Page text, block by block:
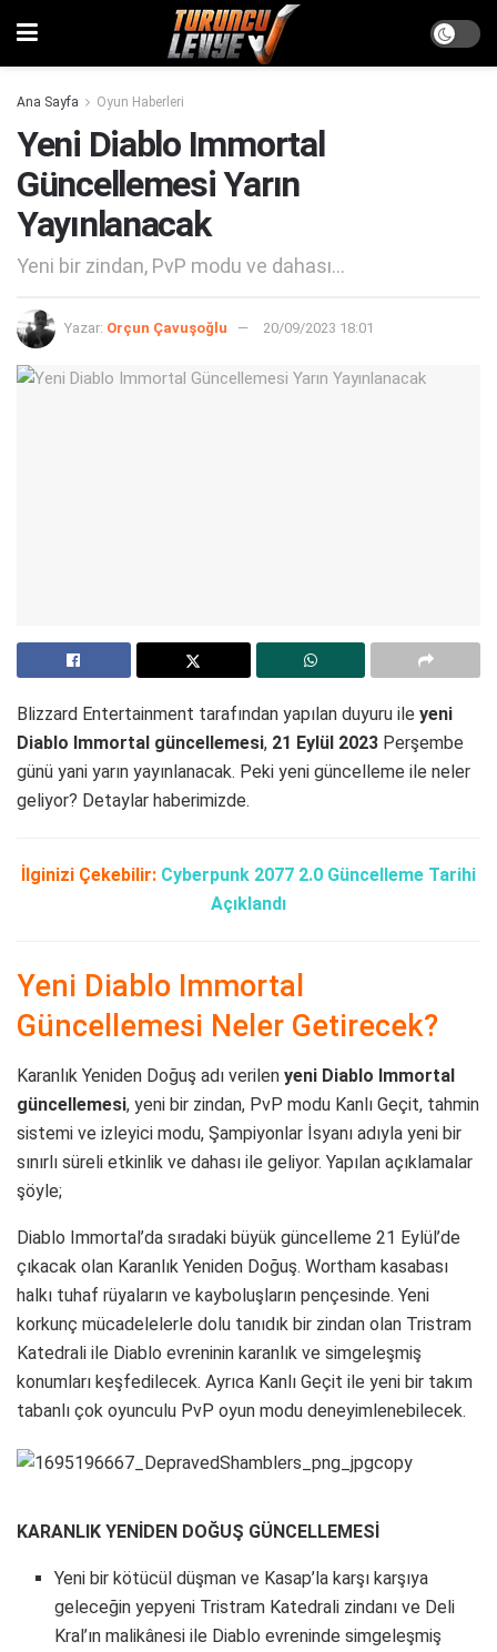
Ana Sayfa Oyun Haberleri
Yeni Diablo Immortal
Güncellemesi Yarın
Yayınlanacak
Yeni bir zindan, PvP modu ve dahası...
Yazar: Orçun Çavuşoğlu 20/09/2023 18:01
Blizzard Entertainment tarafından yapılan duyuru ile yeni
Diablo Immortal güncellemesi, 21 Eylül 2023 Perşembe
günü yani yarın yayınlanacak. Peki yeni güncelleme ile neler
geliyor? Detaylar haberimizde.
İlginizi Çekebilir: Cyberpunk 2077 2.0 Güncelleme Tarihi
Açıklandı
Yeni Diablo Immortal
Güncellemesi Neler Getirecek?
Karanlık Yeniden Doğuş adı verilen yeni Diablo Immortal
güncellemesi, yeni bir zindan, PvP modu Kanlı Geçit, tahmin
sistemi ve izleyici modu, Şampiyonlar İsyanı adıyla yeni bir
sınırlı süreli etkinlik ve dahası ile geliyor. Yapılan açıklamalar
şöyle;
Diablo Immortal’da sıradaki büyük güncelleme 21 Eylül’de
çıkacak olan Karanlık Yeniden Doğuş. Wortham kasabası
halkı tuhaf rüyaların ve kayboluşların pençesinde. Yeni
korkunç mücadelelerle dolu tanıdık bir zindan olan Tristram
Katedrali ile Diablo evreninin karanlık ve simgeleşmiş
konumları keşfedilecek. Ayrıca Kanlı Geçit ile yeni bir takım
tabanlı çok oyunculu PvP oyun modu deneyimlenebilecek.
KARANLIK YENİDEN DOĞUŞ GÜNCELLEMESİ
Yeni bir kötücül düşman ve Kasap’la karşı karşıya
geleceğin yepyeni Tristram Katedrali zindanı ve Deli
Kral’ın malikânesi ile Diablo evreninde simgeleşmiş